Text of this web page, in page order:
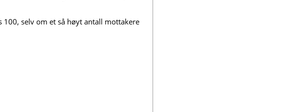
selv om et så høyt antall mottakere